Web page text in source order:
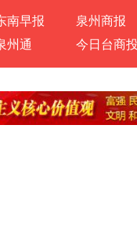
南早报 泉州商报
州通 今日台商